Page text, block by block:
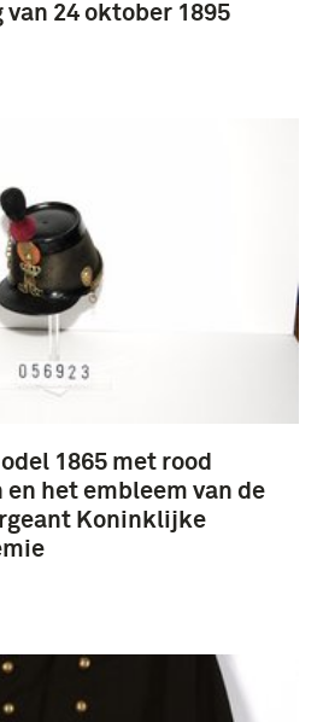
24 oktober 1895
1865 met rood
het embleem van de
Koninklijke